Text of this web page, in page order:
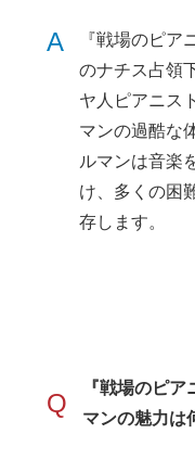
A
『戦場のピア
のナチス占領
ヤ人ピアニス
マンの過酷な
ルマンは音楽
け、多くの困
存します。
Q
『戦場のピ
マンの魅力は